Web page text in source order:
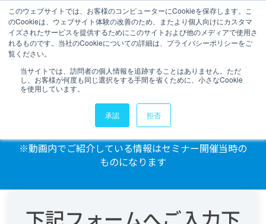
このウェブサイトでは、お客様のコンピューターにCookieを保存します。こ
のCookieは、ウェブサイト体験の改善のため、またより個人向けにカスタマ
イズされたサービスを提供するためにこのサイトおよび他のメディアで使用さ
れるものです。当社のCookieについての詳細は、プライバシーポリシーをご
覧ください。
当サイトでは、訪問者の個人情報を追跡することはありません。ただ
し、お客様が何度も同じ選択をする手間を省くために、小さなCookie
を使用しています。
承認 拒否
【アーカイブ視聴はこちら】
今、クラウドDWHを中心
にBIを選定する理由
※動画内でご紹介している情報はセミナー開催当時の
ものになります